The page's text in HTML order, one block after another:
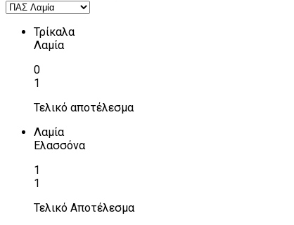
Τρίκαλα
Λαμία
0
1
Τελικό αποτέλεσμα
Λαμία
Ελασσόνα
1
1
Τελικό Αποτέλεσμα